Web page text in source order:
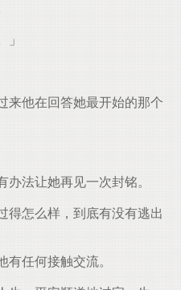
他在回答她最开始的那个
法让她再见一次封铭。
怎么样，到底有没有逃出
任何接触交流。